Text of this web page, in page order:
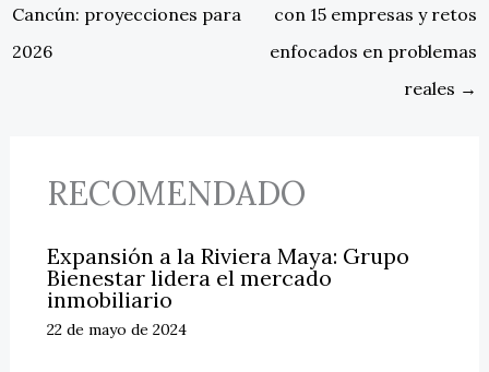
Cancún: proyecciones para
2026
con 15 empresas y retos
enfocados en problemas
reales →
RECOMENDADO
Expansión a la Riviera Maya: Grupo
Bienestar lidera el mercado
inmobiliario
22 de mayo de 2024